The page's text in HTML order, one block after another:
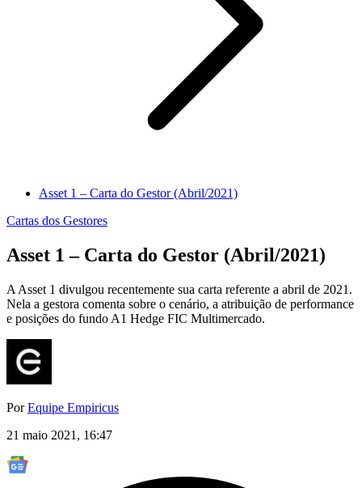
Asset 1 – Carta do Gestor (Abril/2021)
Cartas dos Gestores
Asset 1 – Carta do Gestor (Abril/2021)
A Asset 1 divulgou recentemente sua carta referente a abril de 2021.
Nela a gestora comenta sobre o cenário, a atribuição de performance
e posições do fundo A1 Hedge FIC Multimercado.
PorEquipe Empiricus
21 maio 2021, 16:47